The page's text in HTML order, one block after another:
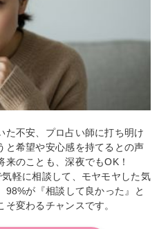
た不安、プロ占い師に打ち明け
と希望や安心感を持てるとの声
のことも、深夜でもOK！
軽に相談して、モヤモヤした気
が『相談して良かった』と
変わるチャンスです。